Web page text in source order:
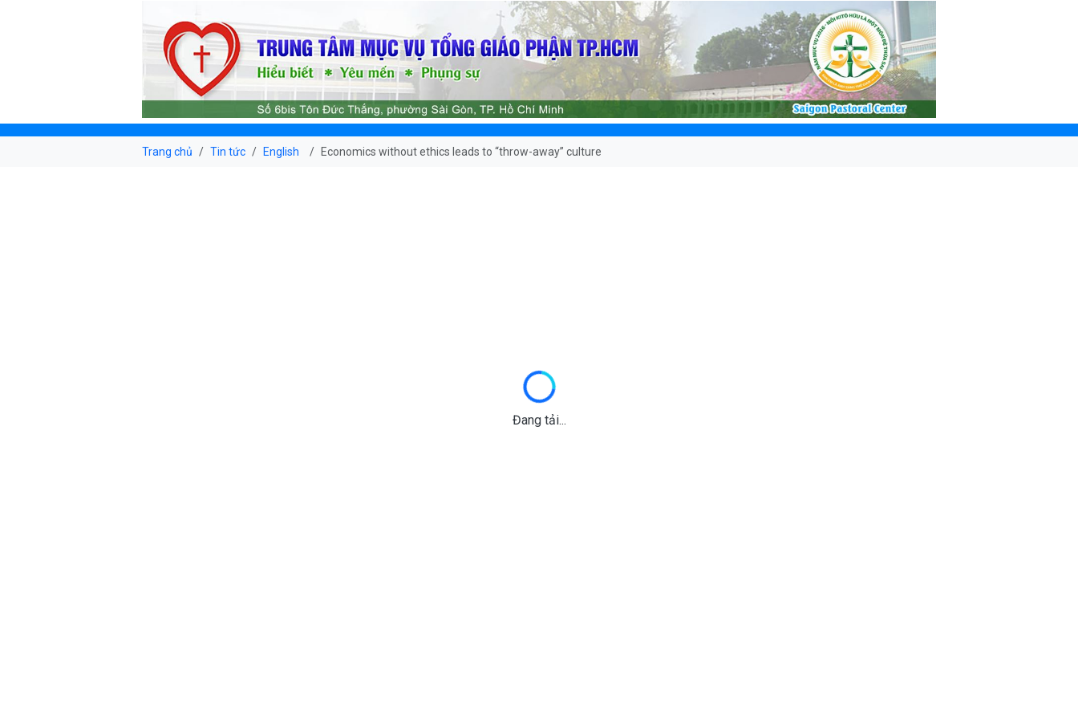
Trang chủ Tin tức English Economics without ethics leads to “throw-away” culture
Đang tải...